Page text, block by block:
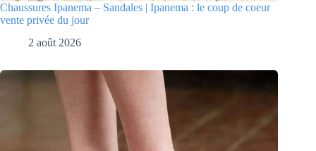
Chaussures Ipanema – Sandales | Ipanema : le coup de coeur
vente privée du jour
2 août 2026